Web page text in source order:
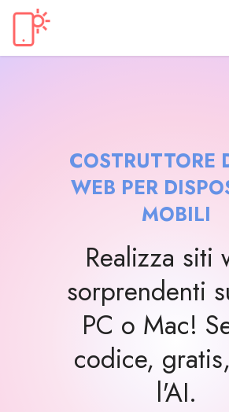
COSTRUTTORE
WEB PER
MOBILI
Realizza siti
sorprendenti
PC o Mac!
codice,
l'AI.